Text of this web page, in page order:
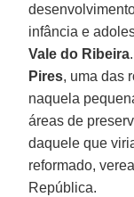
infância e
Vale do Ribeira
Pires, uma das
naquela
áreas de
daquele que
reformado,
República.